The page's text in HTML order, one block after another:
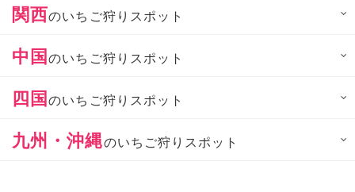
関西のいちご狩りスポット
中国のいちご狩りスポット
四国のいちご狩りスポット
九州・沖縄のいちご狩りスポット